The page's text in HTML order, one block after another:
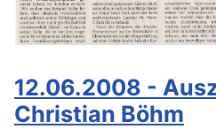
12.06.2008 -
Christian Böhm